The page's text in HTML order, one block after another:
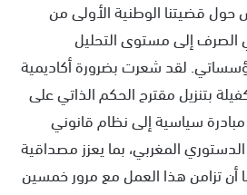
حول قضيتنا الوطنية الأولى من
إلى مستوى التحليل
لقد شعرت بضرورة أكاديمية
بتنزيل مقترح الحكم الذاتي على
سياسية إلى نظام قانوني
المغربي، بما يعزز مصداقية
أن تزامن هذا العمل مع مرور خمسين